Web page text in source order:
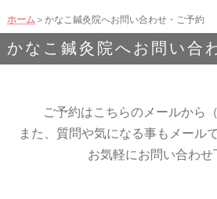
ホーム＞かなこ鍼灸院へお問い合わせ・ご予約
かなこ鍼灸院へお問い合
ご予約はこちらのメールから
また、質問や気になる事もメール
お気軽にお問い合わせ